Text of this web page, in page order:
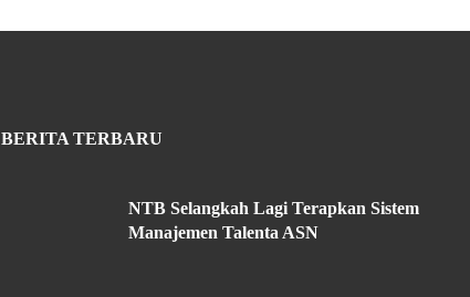
BERITA TERBARU
NTB Selangkah Lagi Terapkan Sistem
Manajemen Talenta ASN